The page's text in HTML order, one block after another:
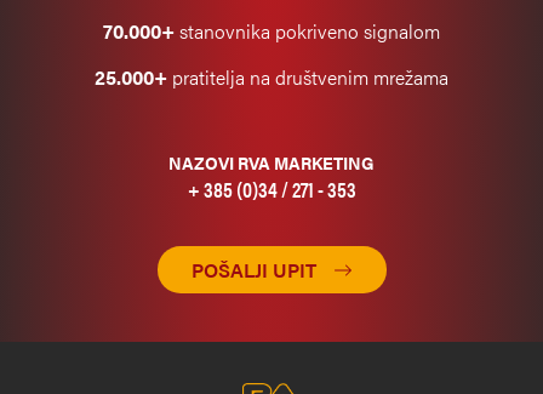
70.000+stanovnika pokriveno signalom
25.000+ pratitelja na društvenim mrežama
NAZOVI RVA MARKETING
+ 385 (0)34 / 271 - 353
POŠALJI UPIT